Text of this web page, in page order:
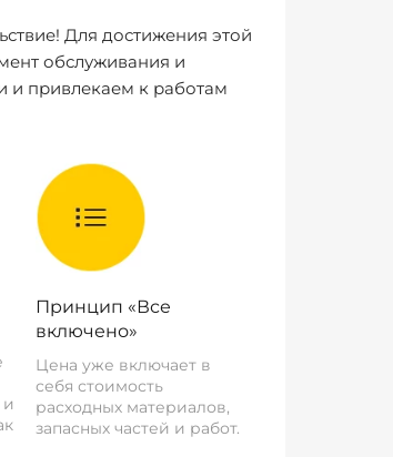
Для достижения этой
обслуживания и
и привлекаем к работам
Принцип «Все
включено»
Цена уже включает в
себя стоимость
расходных материалов,
запасных частей и работ.